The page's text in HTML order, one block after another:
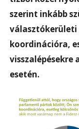
szerint inkább
választókerületi
koordinációra,
visszalépésekre
esetén.